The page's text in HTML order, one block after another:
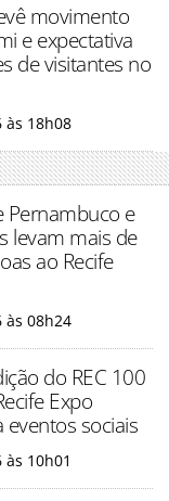
movimento
e expectativa
de visitantes no
às 18h08
Pernambuco e
levam mais de
ao Recife
às 08h24
do REC 100
Expo
eventos sociais
às 10h01